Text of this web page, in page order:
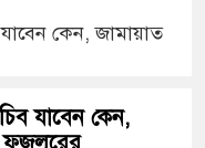
দুই
কেন, জামায়াত
যাবেন কেন,